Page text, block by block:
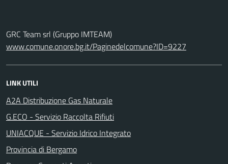
GRC Team srl (Gruppo IMTEAM)
www.comune.onore.bg.it/Paginedelcomune?ID=9227
LINK UTILI
A2A Distribuzione Gas Naturale
G.ECO - Servizio Raccolta Rifiuti
UNIACQUE - Servizio Idrico Integrato
Provincia di Bergamo